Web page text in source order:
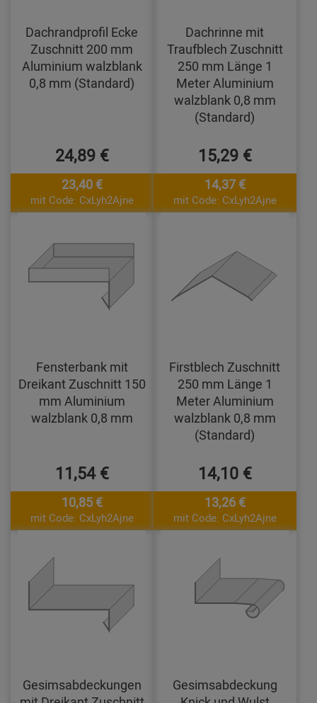
Dachrandprofil Ecke
Zuschnitt 200 mm
Aluminium walzblank
0,8 mm (Standard)
24,89 €
23,40 €
mit Code: CxLyh2Ajne
Dachrinne mit
Traufblech Zuschnitt
250 mm Länge 1
Meter Aluminium
walzblank 0,8 mm
(Standard)
15,29 €
14,37 €
mit Code: CxLyh2Ajne
Fensterbank mit
Dreikant Zuschnitt 150
mm Aluminium
walzblank 0,8 mm
11,54 €
10,85 €
mit Code: CxLyh2Ajne
Firstblech Zuschnitt
250 mm Länge 1
Meter Aluminium
walzblank 0,8 mm
(Standard)
14,10 €
13,26 €
mit Code: CxLyh2Ajne
Gesimsabdeckungen
Gesimsabdeckung